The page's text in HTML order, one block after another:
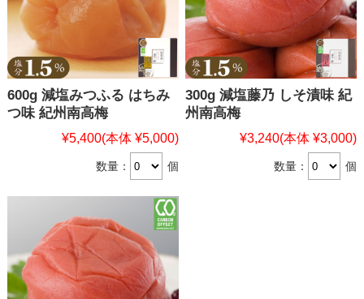
600g 減塩みつふる はちみ
つ味 紀州南高梅
¥5,400(本体 ¥5,000)
数量： 個
300g 減塩藤乃 しそ漬味 紀
州南高梅
¥3,240(本体 ¥3,000)
数量： 個